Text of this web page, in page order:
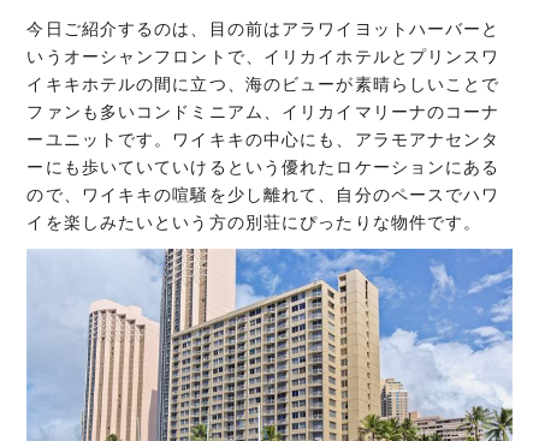
今日ご紹介するのは、目の前はアラワイヨットハーバーと
いうオーシャンフロントで、イリカイホテルとプリンスワ
イキキホテルの間に立つ、海のビューが素晴らしいことで
ファンも多いコンドミニアム、イリカイマリーナのコーナ
ーユニットです。ワイキキの中心にも、アラモアナセンタ
ーにも歩いていていけるという優れたロケーションにある
ので、ワイキキの喧騒を少し離れて、自分のペースでハワ
イを楽しみたいという方の別荘にぴったりな物件です。